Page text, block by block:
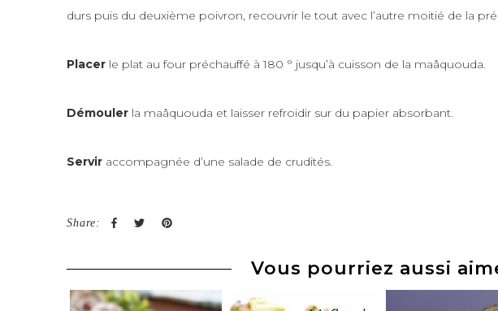
durs puis du deuxième poivron, recouvrir le tout avec l’autre moitié de la
Placer le plat au four préchauffé à 180 ° jusqu’à cuisson de la maâquouda.
Démouler la maâquouda et laisser refroidir sur du papier absorbant.
Servir accompagnée d’une salade de crudités.
Share:
Vous pourriez aussi